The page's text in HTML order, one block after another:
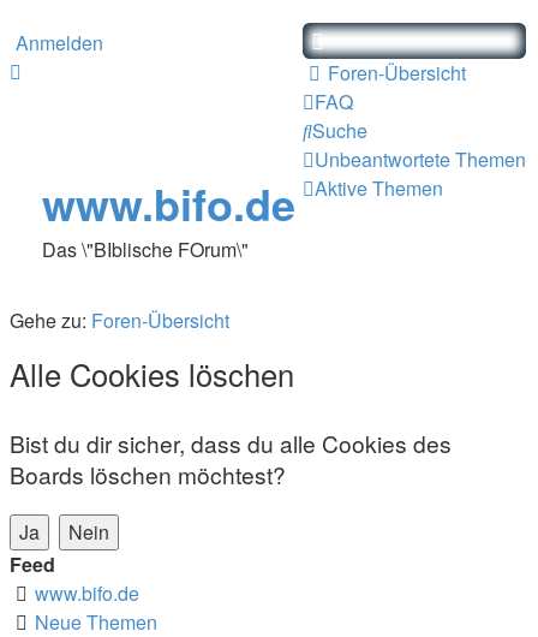
Foren-Übersicht
FAQ
Suche
Unbeantwortete Themen
Aktive Themen
Anmelden
www.bifo.de
Das \"BIblische FOrum\"
Gehe zu: Foren-Übersicht
Alle Cookies löschen
Bist du dir sicher, dass du alle Cookies des
Boards löschen möchtest?
Feed
www.bifo.de
Neue Themen